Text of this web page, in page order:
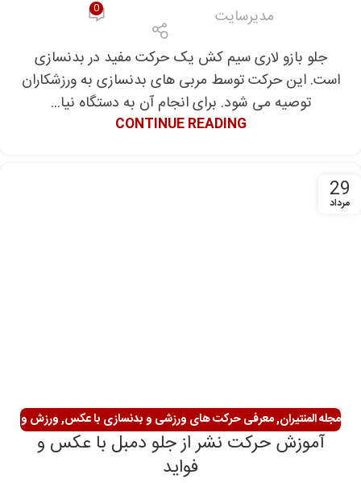
مدیرسایت 0
جلو بازو لاری سیم کش یک حرکت مفید در بدنسازی
است. این حرکت توسط مربی های بدنسازی به ورزشکاران
توصیه می شود. برای انجام آن به دستگاه نیا...
CONTINUE READING
29
مرداد
مجله المنتیران,معرفی حرکت های ورزشی و بدنسازی با عکس,ورزش و
سلامتی
آموزش حرکت نشر از جلو دمبل با عکس و
فواید